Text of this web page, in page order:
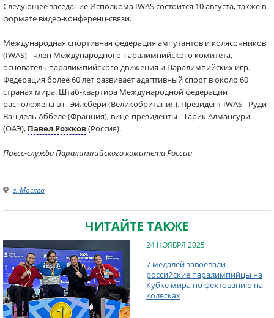
Следующее заседание Исполкома IWAS состоится 10 августа, также в
формате видео-конференц-связи.
Международная спортивная федерация ампутантов и колясочников
(IWAS) - член Международного паралимпийского комитета,
основатель паралимпийского движения и Паралимпийских игр.
Федерация более 60 лет развивает адаптивный спорт в около 60
странах мира. Штаб-квартира Международной федерации
расположена в г. Эйлсбери (Великобритания). Президент IWAS - Руди
Ван дель Аббеле (Франция), вице-президенты - Тарик Алмансури
(ОАЭ), Павел Рожков(Россия).
Пресс-служба Паралимпийского комитета России
г. Москва
ЧИТАЙТЕ ТАКЖЕ
24 НОЯБРЯ 2025
7 медалей завоевали
российские паралимпийцы на
Кубке мира по фехтованию на
колясках